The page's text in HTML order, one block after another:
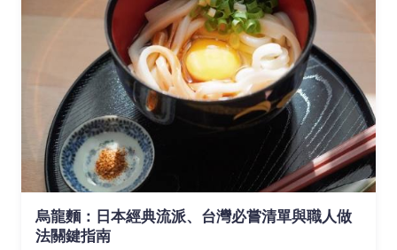
烏龍麵：日本經典流派、台灣必嘗清單與職人做
法關鍵指南